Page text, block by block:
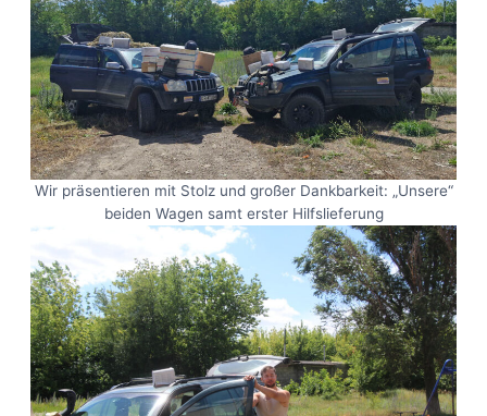
Wir präsentieren mit Stolz und großer Dankbarkeit: „Unsere“
beiden Wagen samt erster Hilfslieferung